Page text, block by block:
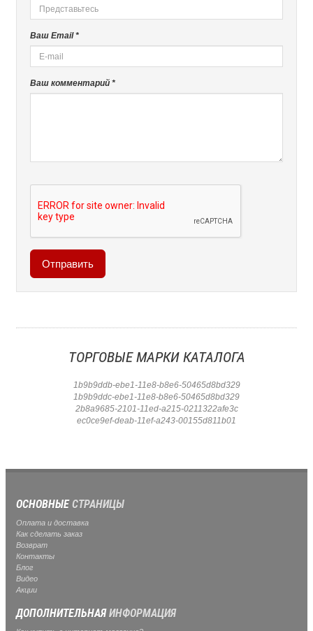
Ваш Email *
Ваш комментарий *
ТОРГОВЫЕ МАРКИ КАТАЛОГА
1b9b9ddb-ebe1-11e8-b8e6-50465d8bd329
1b9b9ddc-ebe1-11e8-b8e6-50465d8bd329
2b8a9685-2101-11ed-a215-0211322afe3c
ec0ce9ef-deab-11ef-a243-00155d811b01
ОСНОВНЫЕСТРАНИЦЫ
Оплата и доставка
Как сделать заказ
Возврат
Контакты
Блог
Видео
Акции
ДОПОЛНИТЕЛЬНАЯИНФОРМАЦИЯ